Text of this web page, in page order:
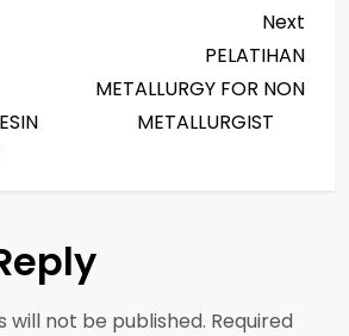
Post
Next
PELATIHAN
METALLURGY FOR NON
METALLURGIST
will not be published. Required